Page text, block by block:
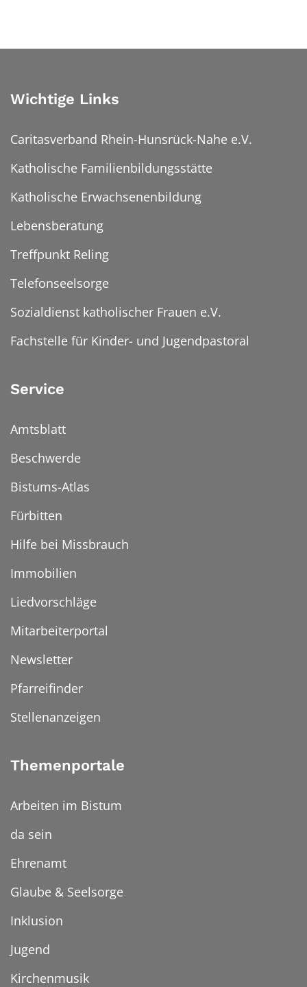
Wichtige Links
Caritasverband Rhein-Hunsrück-Nahe e.V.
Katholische Familienbildungsstätte
Katholische Erwachsenenbildung
Lebensberatung
Treffpunkt Reling
Telefonseelsorge
Sozialdienst katholischer Frauen e.V.
Fachstelle für Kinder- und Jugendpastoral
Service
Amtsblatt
Beschwerde
Bistums-Atlas
Fürbitten
Hilfe bei Missbrauch
Immobilien
Liedvorschläge
Mitarbeiterportal
Newsletter
Pfarreifinder
Stellenanzeigen
Themenportale
Arbeiten im Bistum
da sein
Ehrenamt
Glaube & Seelsorge
Inklusion
Jugend
Kirchenmusik